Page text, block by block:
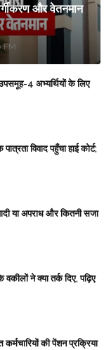
और वेतनमान
PM
4 अभ्यर्थियों के लिए
विवाद पहुँचा हाई कोर्ट;
या अपराध और कितनी सजा
वकीलों ने क्या तर्क दिए, पढ़िए
की पेंशन प्रक्रिया